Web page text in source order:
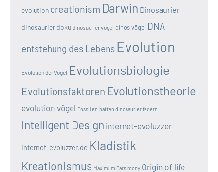
evolution creationism Darwin Dinosaurier
dinosaurier doku dinosaurier vogel dinos vögel DNA
entstehung des Lebens Evolution
Evolution der Vögel Evolutionsbiologie
Evolutionsfaktoren Evolutionstheorie
evolution vögel Fossilien hatten dinosaurier federn
Intelligent Design internet-evoluzzer
internet-evoluzzer.de Kladistik
Kreationismus Maximum Parsimony Origin of life